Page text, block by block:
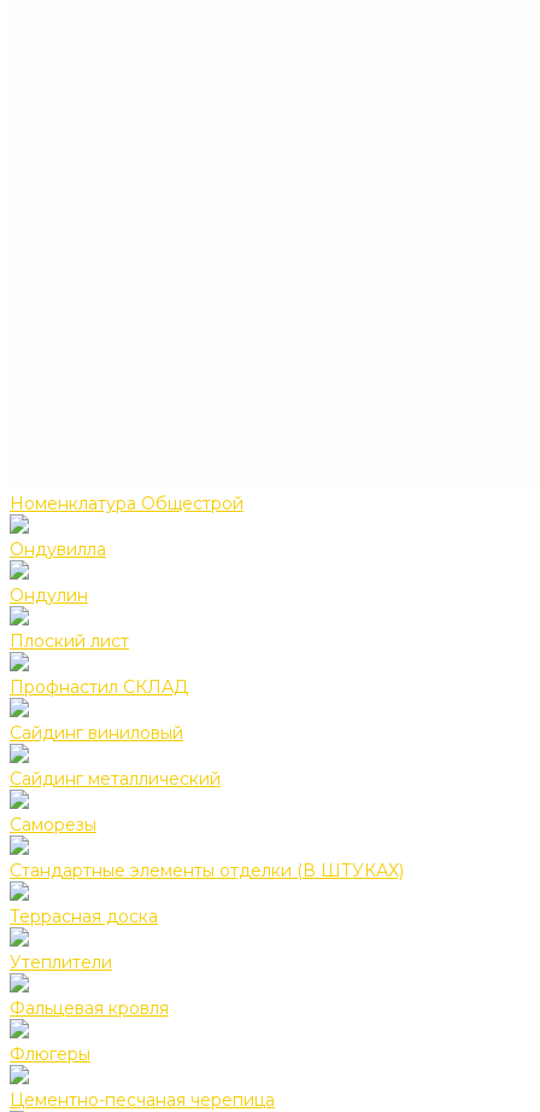
Номенклатура Общестрой
Ондувилла
Ондулин
Плоский лист
Профнастил СКЛАД
Сайдинг виниловый
Сайдинг металлический
Саморезы
Стандартные элементы отделки (В ШТУКАХ)
Террасная доска
Утеплители
Фальцевая кровля
Флюгеры
Цементно-песчаная черепица